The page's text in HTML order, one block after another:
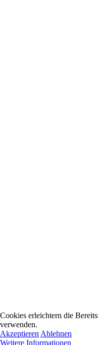
Cookies erleichtern die
verwenden.
Akzeptieren Ablehnen
Weitere Informationen